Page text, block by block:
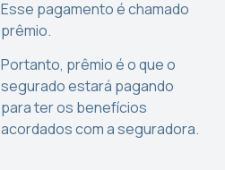
Esse pagamento é chamado
prêmio.
Portanto, prêmio é o que o
segurado estará pagando
para ter os benefícios
acordados com a seguradora.